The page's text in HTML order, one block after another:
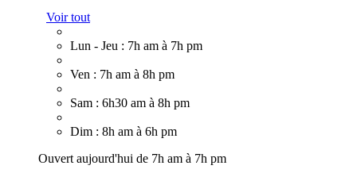
Voir tout
Lun - Jeu : 7h am à 7h pm
Ven : 7h am à 8h pm
Sam : 6h30 am à 8h pm
Dim : 8h am à 6h pm
Ouvert aujourd'hui de 7h am à 7h pm